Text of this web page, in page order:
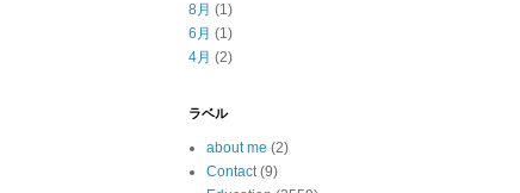
8月 (1)
6月 (1)
4月 (2)
ラベル
about me (2)
Contact (9)